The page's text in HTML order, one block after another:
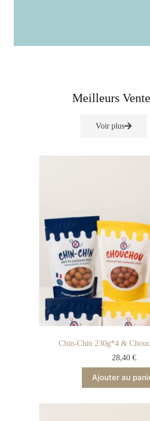
Meilleurs
Voir plus
Chin-Chin 230g*4 &
28,40 €
Ajouter au